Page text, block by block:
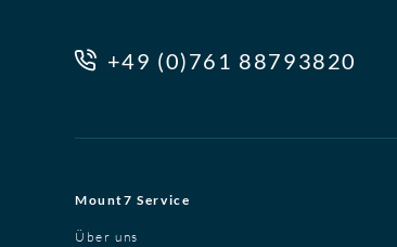
+49 (0)761 88793820
Mount7 Service
Über uns